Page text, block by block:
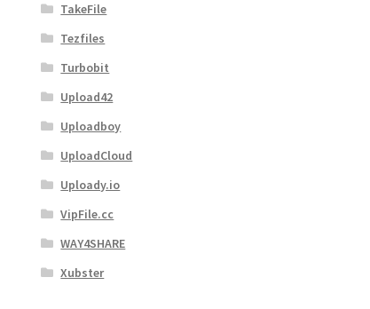
TakeFile
Tezfiles
Turbobit
Upload42
Uploadboy
UploadCloud
Uploady.io
VipFile.cc
WAY4SHARE
Xubster